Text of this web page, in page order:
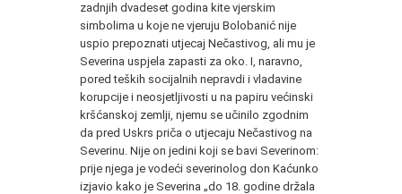
zadnjih dvadeset godina kite vjerskim
simbolima u koje ne vjeruju Bolobanić nije
uspio prepoznati utjecaj Nečastivog, ali mu je
Severina uspjela zapasti za oko. I, naravno,
pored teških socijalnih nepravdi i vladavine
korupcije i neosjetljivosti u na papiru većinski
kršćanskoj zemlji, njemu se učinilo zgodnim
da pred Uskrs priča o utjecaju Nečastivog na
Severinu. Nije on jedini koji se bavi Severinom:
prije njega je vodeći severinolog don Kaćunko
izjavio kako je Severina „do 18. godine držala